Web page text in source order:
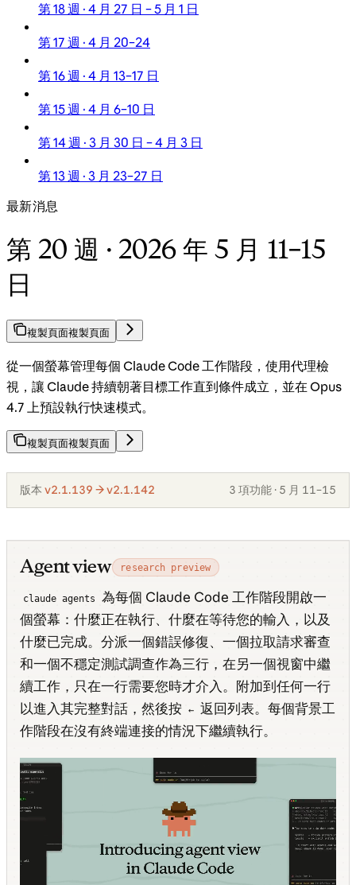
第 18 週 · 4 月 27 日 – 5 月 1 日
第 17 週 · 4 月 20–24
第 16 週 · 4 月 13–17 日
第 15 週 · 4 月 6–10 日
第 14 週 · 3 月 30 日 – 4 月 3 日
第 13 週 · 3 月 23–27 日
最新消息
第 20 週 · 2026 年 5 月 11–15
日
複製頁面複製頁面
從一個螢幕管理每個 Claude Code 工作階段，使用代理檢
視，讓 Claude 持續朝著目標工作直到條件成立，並在 Opus
4.7 上預設執行快速模式。
複製頁面複製頁面
版本 v2.1.139 → v2.1.142 3 項功能 · 5 月 11–15
Agent view research preview
claude agents
為每個 Claude Code 工作階段開啟一
個螢幕：什麼正在執行、什麼在等待您的輸入，以及
什麼已完成。分派一個錯誤修復、一個拉取請求審查
和一個不穩定測試調查作為三行，在另一個視窗中繼
續工作，只在一行需要您時才介入。附加到任何一行
以進入其完整對話，然後按 ← 返回列表。每個背景工
作階段在沒有終端連接的情況下繼續執行。